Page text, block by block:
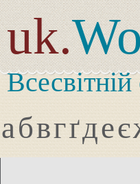
uk.
абвгґдеє